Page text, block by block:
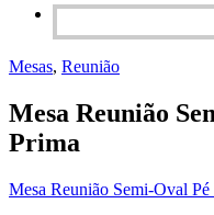
Mesas, Reunião
Mesa Reunião
Prima
Mesa Reunião Semi-Oval Pé